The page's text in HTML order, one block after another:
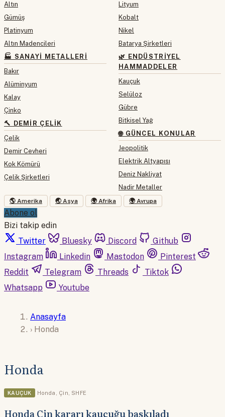
Altın
Gümüş
Platinyum
Altın Madencileri
🏭 SANAYI METALLERI
Bakır
Alüminyum
Kalay
Çinko
🔨 DEMIR ÇELIK
Çelik
Demir Cevheri
Kok Kömürü
Çelik Şirketleri
Lityum
Kobalt
Nikel
Batarya Şirketleri
🌿 ENDÜSTRIYEL
HAMMADDELER
Kauçuk
Selüloz
Gübre
Bitkisel Yağ
🌐 GÜNCEL KONULAR
Jeopolitik
Elektrik Altyapısı
Deniz Nakliyat
Nadir Metaller
🌎 Amerika 🌏 Asya 🌍 Afrika 🌍 Avrupa
Abone ol
Bizi takip edin
Twitter
Bluesky Discord
Github
Instagram
Linkedin Mastodon
Pinterest
Reddit
Telegram Threads
Tiktok
Whatsapp
Youtube
Anasayfa
› Honda
Honda
KAUÇUK Honda , Çin, SHFE
Honda Çin kararı kauçuğu baskıladı